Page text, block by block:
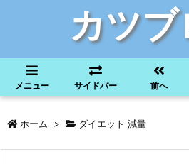
カツブ
メニュー サイドバー 前へ
ホーム > ダイエット 減量